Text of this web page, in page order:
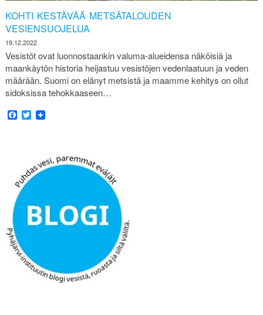
KOHTI KESTÄVÄÄ METSÄTALOUDEN
VESIENSUOJELUA
19.12.2022
Vesistöt ovat luonnostaankin valuma-alueidensa näköisiä ja
maankäytön historia heijastuu vesistöjen vedenlaatuun ja veden
määrään. Suomi on elänyt metsistä ja maamme kehitys on ollut
sidoksissa tehokkaaseen…
Facebook
Twitter